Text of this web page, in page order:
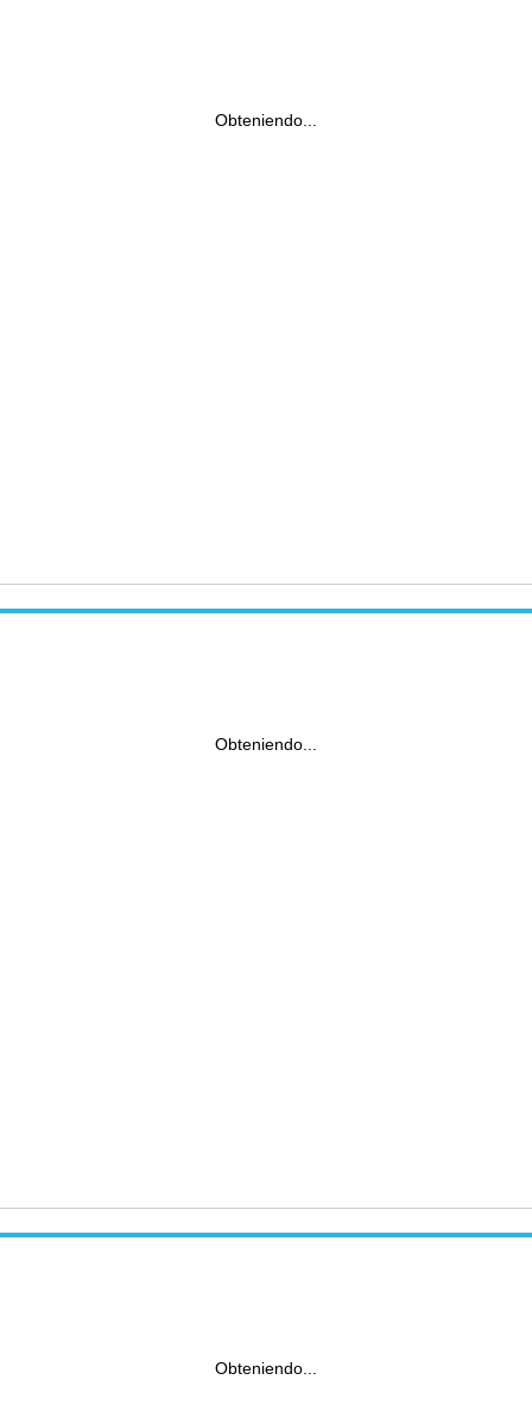
Obteniendo...
Obteniendo...
Obteniendo...